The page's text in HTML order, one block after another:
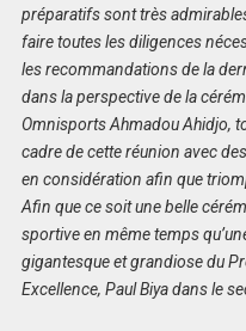
préparatifs sont très
faire toutes les diligences
les recommandations de la
dans la perspective de la
Omnisports Ahmadou Ahidjo,
cadre de cette réunion avec
en considération afin que
Afin que ce soit une belle
sportive en même temps
gigantesque et grandiose du
Excellence, Paul Biya dans le